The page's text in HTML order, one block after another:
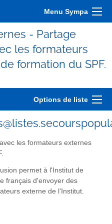
Menu Sympa
- Partage
les formateurs
formation du SPF.
Options de liste
les formateurs externes
permet à l'Institut de
français d'envoyer des
externe de l'Institut.